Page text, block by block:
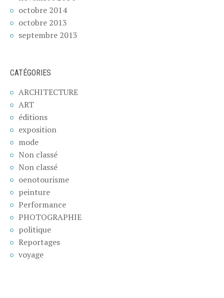
octobre 2014
octobre 2013
septembre 2013
CATÉGORIES
ARCHITECTURE
ART
éditions
exposition
mode
Non classé
Non classé
oenotourisme
peinture
Performance
PHOTOGRAPHIE
politique
Reportages
voyage